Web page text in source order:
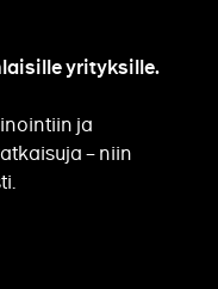
yrityksille.
ja
– niin